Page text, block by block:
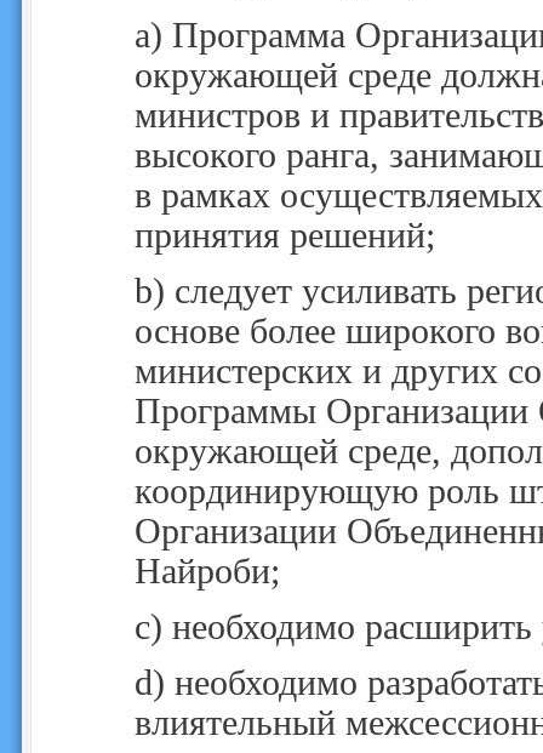
a) Программа
окружающей среде
министров и
высокого ранга,
в рамках
принятия решений;
b) следует усиливать
основе более широкого
министерских и других
Программы
окружающей среде,
координирующую роль
Организации
Найроби;
c) необходимо
d) необходимо
влиятельный